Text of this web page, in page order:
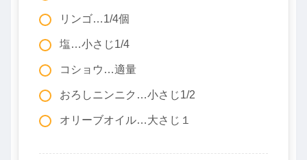
リンゴ…1/4個
塩…小さじ1/4
コショウ…適量
おろしニンニク…小さじ1/2
オリーブオイル…大さじ１